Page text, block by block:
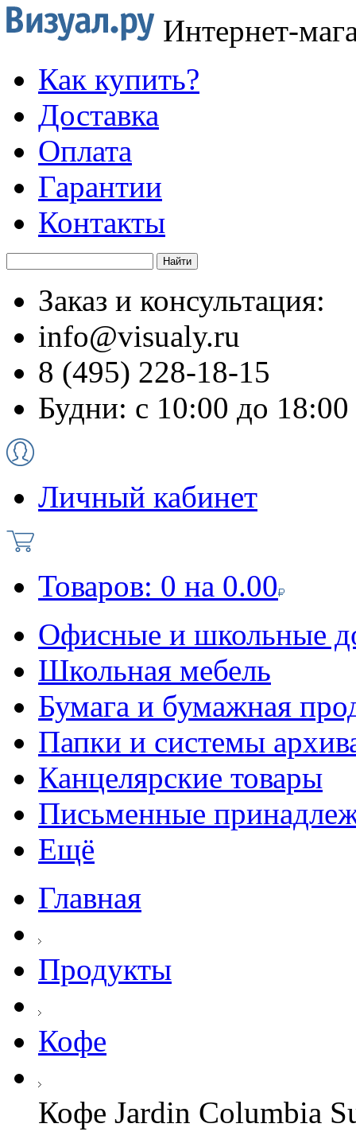
Интернет-
Как купить?
Доставка
Оплата
Гарантии
Контакты
Заказ и консультация:
info@visualy.ru
8 (495) 228-18-15
Будни: с 10:00 до 18:00
Личный кабинет
Товаров: 0 на 0.00
Офисные и школьные
Школьная мебель
Бумага и бумажная
Папки и системы
Канцелярские товары
Письменные
Ещё
Главная
Продукты
Кофе
Кофе Jardin Columbia